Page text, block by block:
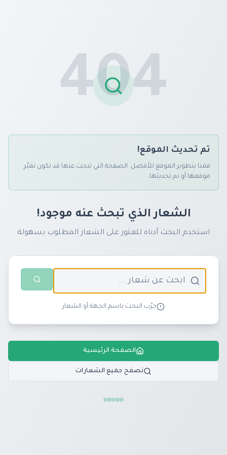
404
تم تحديث الموقع!
قمنا بتطوير الموقع للأفضل. الصفحة التي تبحث عنها قد تكون تغيّر
موقعها أو تم تحديثها.
الشعار الذي تبحث عنه موجود!
استخدم البحث أدناه للعثور على الشعار المطلوب بسهولة
جرّب البحث باسم الجهة أو الشعار
الصفحة الرئيسية
تصفح جميع الشعارات